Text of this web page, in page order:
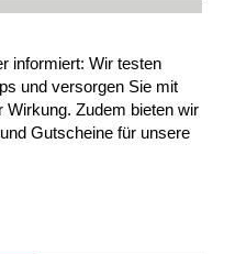
informiert: Wir testen
und versorgen Sie mit
Wirkung. Zudem bieten wir
Gutscheine für unsere